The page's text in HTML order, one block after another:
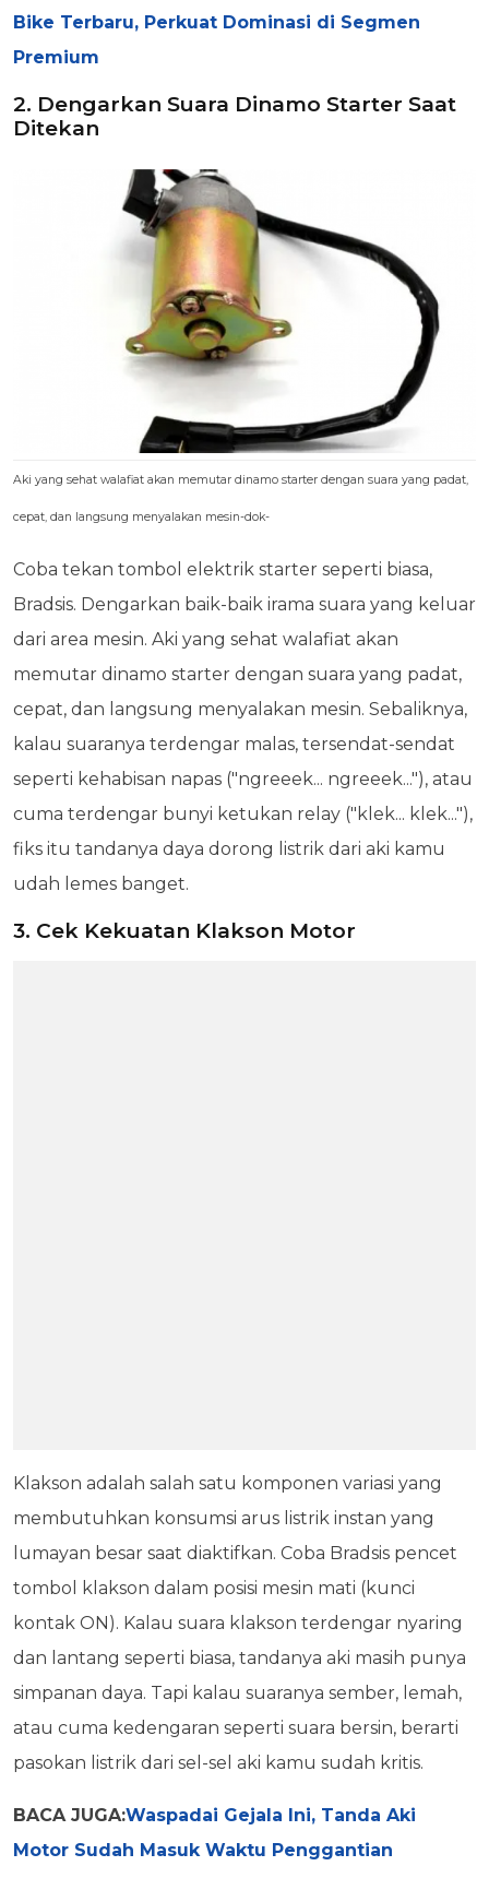
Bike Terbaru, Perkuat Dominasi di Segmen
Premium
2. Dengarkan Suara Dinamo Starter Saat
Ditekan
Aki yang sehat walafiat akan memutar dinamo starter dengan suara yang padat,
cepat, dan langsung menyalakan mesin-dok-
Coba tekan tombol elektrik starter seperti biasa,
Bradsis. Dengarkan baik-baik irama suara yang keluar
dari area mesin. Aki yang sehat walafiat akan
memutar dinamo starter dengan suara yang padat,
cepat, dan langsung menyalakan mesin. Sebaliknya,
kalau suaranya terdengar malas, tersendat-sendat
seperti kehabisan napas ("ngreeek... ngreeek..."), atau
cuma terdengar bunyi ketukan relay ("klek... klek..."),
fiks itu tandanya daya dorong listrik dari aki kamu
udah lemes banget.
3. Cek Kekuatan Klakson Motor
Klakson adalah salah satu komponen variasi yang
membutuhkan konsumsi arus listrik instan yang
lumayan besar saat diaktifkan. Coba Bradsis pencet
tombol klakson dalam posisi mesin mati (kunci
kontak ON). Kalau suara klakson terdengar nyaring
dan lantang seperti biasa, tandanya aki masih punya
simpanan daya. Tapi kalau suaranya sember, lemah,
atau cuma kedengaran seperti suara bersin, berarti
pasokan listrik dari sel-sel aki kamu sudah kritis.
BACA JUGA:Waspadai Gejala Ini, Tanda Aki
Motor Sudah Masuk Waktu Penggantian